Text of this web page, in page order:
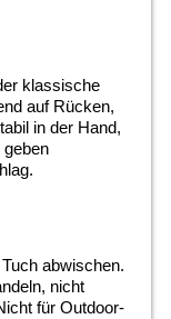
klassische
auf Rücken,
in der Hand,
abwischen.
nicht
für Outdoor-